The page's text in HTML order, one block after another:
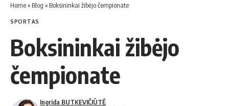
Home» Blog » Boksininkai žibėjo čempionate
SPORTAS
Boksininkai žibėjo
čempionate
Ingrida BUTKEVIČIŪTĖ